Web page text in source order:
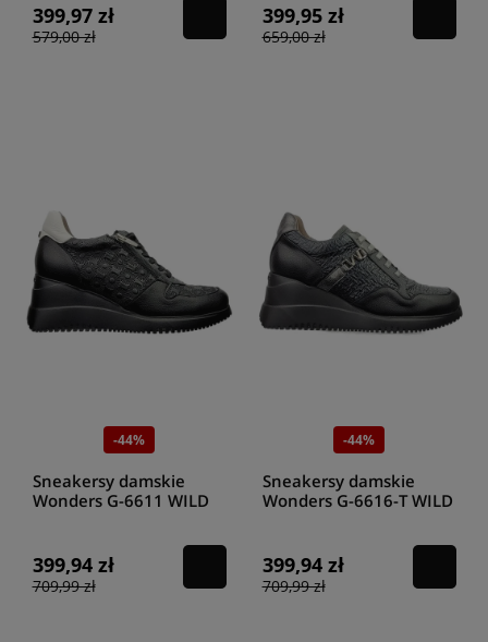
399,97 zł
579,00 zł
399,95 zł
659,00 zł
-44%
Sneakersy damskie
Wonders G-6611 WILD
399,94 zł
709,99 zł
-44%
Sneakersy damskie
Wonders G-6616-T WILD
399,94 zł
709,99 zł